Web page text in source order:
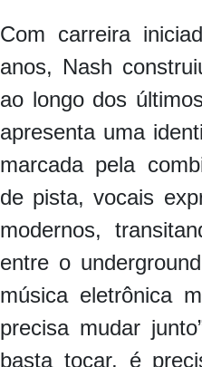
Com carreira
anos, Nash
ao longo dos
apresenta uma
marcada pela
de pista, vocais
modernos,
entre o
música eletrônica
precisa mudar
basta tocar, é